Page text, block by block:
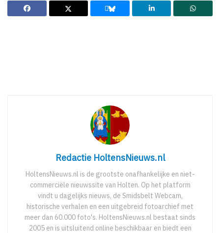
Redactie HoltensNieuws.nl
HoltensNieuws.nl is de grootste onafhankelijke en niet-
commerciële nieuwssite van Holten. Op het platform
vindt u dagelijks nieuws, de Smidsbelt Webcam,
historische verhalen en een uitgebreid fotoarchief met
meer dan 60.000 foto's. HoltensNieuws.nl bestaat sinds
2005 en is uitsluitend online beschikbaar en biedt een